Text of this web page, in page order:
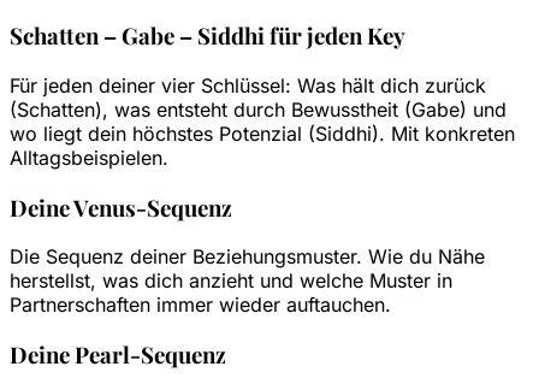
Schatten – Gabe – Siddhi für jeden Key
Für jeden deiner vier Schlüssel: Was hält dich zurück
(Schatten), was entsteht durch Bewusstheit (Gabe) und
wo liegt dein höchstes Potenzial (Siddhi). Mit konkreten
Alltagsbeispielen.
Deine Venus-Sequenz
Die Sequenz deiner Beziehungsmuster. Wie du Nähe
herstellst, was dich anzieht und welche Muster in
Partnerschaften immer wieder auftauchen.
Deine Pearl-Sequenz